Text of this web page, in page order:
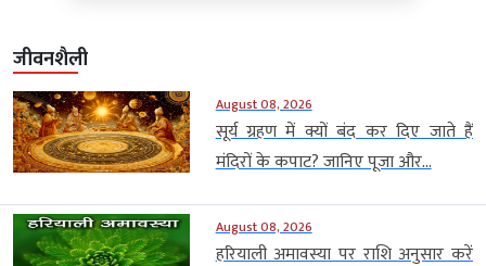
जीवनशैली
August 08, 2026
सूर्य ग्रहण में क्यों बंद कर दिए जाते हैं
मंदिरों के कपाट? जानिए पूजा और...
August 08, 2026
हरियाली अमावस्या पर राशि अनुसार करें